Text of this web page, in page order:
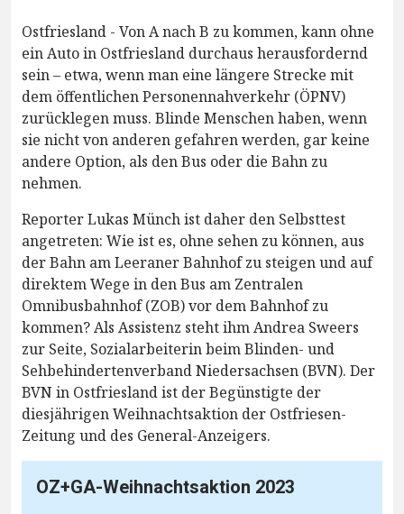
Ostfriesland - Von A nach B zu kommen, kann ohne
ein Auto in Ostfriesland durchaus herausfordernd
sein – etwa, wenn man eine längere Strecke mit
dem öffentlichen Personennahverkehr (ÖPNV)
zurücklegen muss. Blinde Menschen haben, wenn
sie nicht von anderen gefahren werden, gar keine
andere Option, als den Bus oder die Bahn zu
nehmen.
Reporter Lukas Münch ist daher den Selbsttest
angetreten: Wie ist es, ohne sehen zu können, aus
der Bahn am Leeraner Bahnhof zu steigen und auf
direktem Wege in den Bus am Zentralen
Omnibusbahnhof (ZOB) vor dem Bahnhof zu
kommen? Als Assistenz steht ihm Andrea Sweers
zur Seite, Sozialarbeiterin beim Blinden- und
Sehbehindertenverband Niedersachsen (BVN). Der
BVN in Ostfriesland ist der Begünstigte der
diesjährigen Weihnachtsaktion der Ostfriesen-
Zeitung und des General-Anzeigers.
OZ+GA-Weihnachtsaktion 2023